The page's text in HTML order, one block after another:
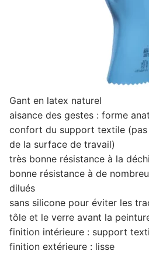
Gant en latex naturel
aisance des gestes : forme
confort du support textile (pas
de la surface de travail)
très bonne résistance à la
bonne résistance à de
dilués
sans silicone pour éviter les
tôle et le verre avant la
finition intérieure : support
finition extérieure : lisse